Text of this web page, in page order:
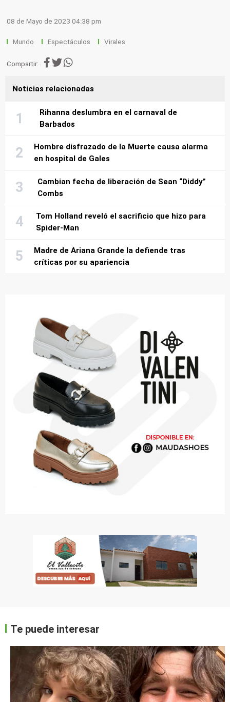
08 de Mayo de 2023 04:38 pm
Mundo Espectáculos Virales
Compartir:
Noticias relacionadas
Rihanna deslumbra en el carnaval de
Barbados
Hombre disfrazado de la Muerte causa alarma
en hospital de Gales
Cambian fecha de liberación de Sean “Diddy”
Combs
Tom Holland reveló el sacrificio que hizo para
Spider-Man
Madre de Ariana Grande la defiende tras
críticas por su apariencia
Te puede interesar